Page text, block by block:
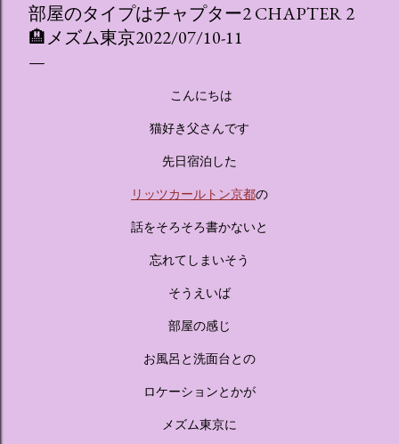
されています。その魅力をいくつかのかたまりに分けてご紹
介します。 🔑 1. コンセプトは「サンリオキャラが考える夢
刺激する美しいデジタルアートとストーリー性の高い全11の
ト ：ピンクを基調とした華やかなエントランスロビーでルー
ムキーを受け取り、まるでホテルに滞在するかのような没入
たポムポムプリンが出迎えてくれます。 幻想的な共有スペー
（舞踏会）、さらには本物の砂を使ったピンク色の美しいビ
ーチ（ポチャッコの隣に座れるエリア）など、写真映え間違
（テーマルーム）」 イベントの目玉となるのが、サンリオの
人気キャラクターたちがそれぞれの“好き”や理想を詰め込ん
部屋のタイプはチャプター2 CHAPTER 2
🏨メズム東京2022/07/10-11
こんにちは
猫好き父さんです
先日宿泊した
リッツカールトン京都の
話をそろそろ書かないと
忘れてしまいそう
そうえいば
部屋の感じ
お風呂と洗面台との
ロケーションとかが
メズム東京に